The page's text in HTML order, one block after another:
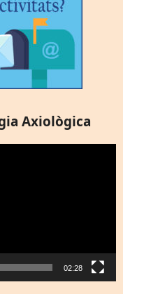
Axiològica
02:28